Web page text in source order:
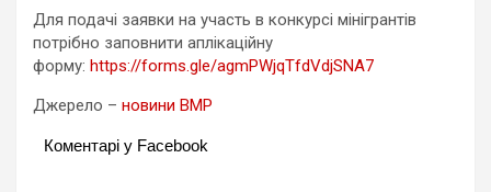
Для подачі заявки на участь в конкурсі мінігрантів
потрібно заповнити аплікаційну
форму: https://forms.gle/agmPWjqTfdVdjSNA7
Джерело – новини ВМР
Коментарі у Facebook